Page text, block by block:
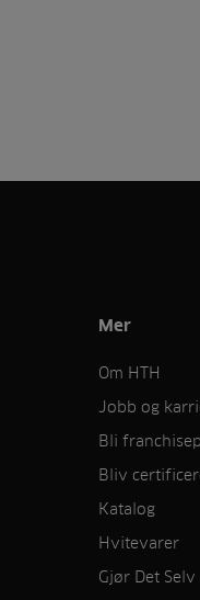
Mer
Om HTH
Jobb og
Bli
Bliv
Katalog
Hvitevarer
Gjør Det Selv